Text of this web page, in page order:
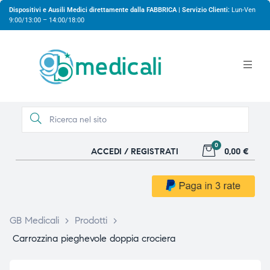
Dispositivi e Ausili Medici direttamente dalla FABBRICA | Servizio Clienti: Lun-Ven
9:00/13:00 – 14:00/18:00
ACCEDI / REGISTRATI
0
0,00 €
GB Medicali > Prodotti
>
Carrozzina pieghevole doppia crociera